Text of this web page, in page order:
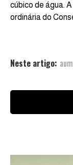
cúbico de água.
ordinária do
Neste artigo: